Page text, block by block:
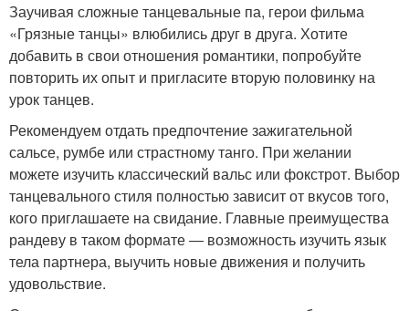
Заучивая сложные танцевальные па, герои фильма
«Грязные танцы» влюбились друг в друга. Хотите
добавить в свои отношения романтики, попробуйте
повторить их опыт и пригласите вторую половинку на
урок танцев.
Рекомендуем отдать предпочтение зажигательной
сальсе, румбе или страстному танго. При желании
можете изучить классический вальс или фокстрот. Выбор
танцевального стиля полностью зависит от вкусов того,
кого приглашаете на свидание. Главные преимущества
рандеву в таком формате ― возможность изучить язык
тела партнера, выучить новые движения и получить
удовольствие.